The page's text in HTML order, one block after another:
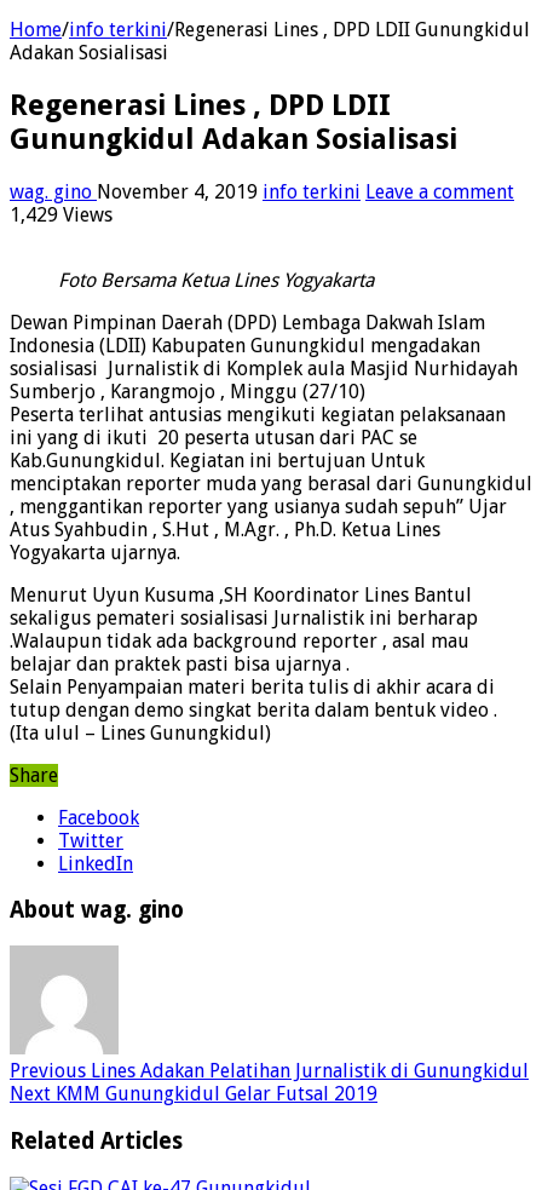
Home/info terkini/Regenerasi Lines , DPD LDII Gunungkidul
Adakan Sosialisasi
Regenerasi Lines , DPD LDII
Gunungkidul Adakan Sosialisasi
wag. gino November 4, 2019 info terkini Leave a comment
1,429 Views
Foto Bersama Ketua Lines Yogyakarta
Dewan Pimpinan Daerah (DPD) Lembaga Dakwah Islam
Indonesia (LDII) Kabupaten Gunungkidul mengadakan
sosialisasi Jurnalistik di Komplek aula Masjid Nurhidayah
Sumberjo , Karangmojo , Minggu (27/10)
Peserta terlihat antusias mengikuti kegiatan pelaksanaan
ini yang di ikuti 20 peserta utusan dari PAC se
Kab.Gunungkidul. Kegiatan ini bertujuan Untuk
menciptakan reporter muda yang berasal dari Gunungkidul
, menggantikan reporter yang usianya sudah sepuh” Ujar
Atus Syahbudin , S.Hut , M.Agr. , Ph.D. Ketua Lines
Yogyakarta ujarnya.
Menurut Uyun Kusuma ,SH Koordinator Lines Bantul
sekaligus pemateri sosialisasi Jurnalistik ini berharap
.Walaupun tidak ada background reporter , asal mau
belajar dan praktek pasti bisa ujarnya .
Selain Penyampaian materi berita tulis di akhir acara di
tutup dengan demo singkat berita dalam bentuk video .
(Ita ulul – Lines Gunungkidul)
Share
Facebook
Twitter
LinkedIn
About wag. gino
Previous Lines Adakan Pelatihan Jurnalistik di Gunungkidul
Next KMM Gunungkidul Gelar Futsal 2019
Related Articles